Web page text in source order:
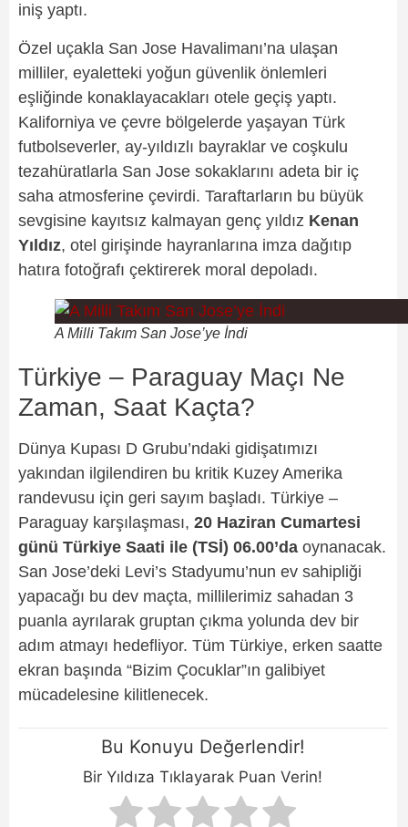
iniş yaptı.
Özel uçakla San Jose Havalimanı’na ulaşan
milliler, eyaletteki yoğun güvenlik önlemleri
eşliğinde konaklayacakları otele geçiş yaptı.
Kaliforniya ve çevre bölgelerde yaşayan Türk
futbolseverler, ay-yıldızlı bayraklar ve coşkulu
tezahüratlarla San Jose sokaklarını adeta bir iç
saha atmosferine çevirdi. Taraftarların bu büyük
sevgisine kayıtsız kalmayan genç yıldız Kenan
Yıldız, otel girişinde hayranlarına imza dağıtıp
hatıra fotoğrafı çektirerek moral depoladı.
A Milli Takım San Jose’ye İndi
Türkiye – Paraguay Maçı Ne
Zaman, Saat Kaçta?
Dünya Kupası D Grubu’ndaki gidişatımızı
yakından ilgilendiren bu kritik Kuzey Amerika
randevusu için geri sayım başladı. Türkiye –
Paraguay karşılaşması, 20 Haziran Cumartesi
günü Türkiye Saati ile (TSİ) 06.00’da oynanacak.
San Jose’deki Levi’s Stadyumu’nun ev sahipliği
yapacağı bu dev maçta, millilerimiz sahadan 3
puanla ayrılarak gruptan çıkma yolunda dev bir
adım atmayı hedefliyor. Tüm Türkiye, erken saatte
ekran başında “Bizim Çocuklar”ın galibiyet
mücadelesine kilitlenecek.
Bu Konuyu Değerlendir!
Bir Yıldıza Tıklayarak Puan Verin!